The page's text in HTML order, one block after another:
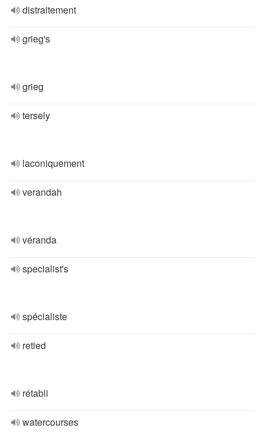
distraitement
grieg's
grieg
tersely
laconiquement
verandah
véranda
specialist's
spécialiste
retied
rétabli
watercourses